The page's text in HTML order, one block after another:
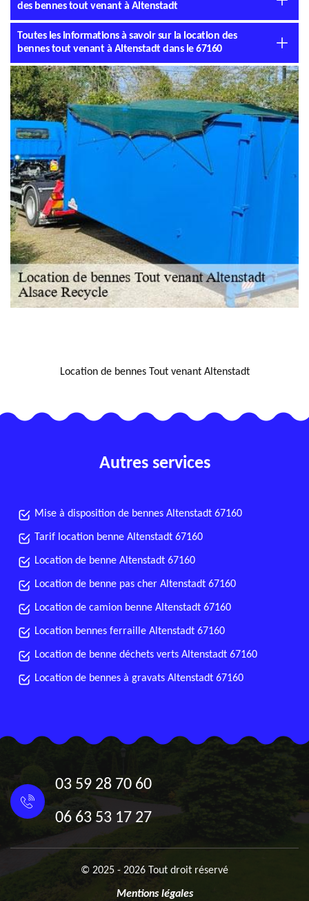
des bennes tout venant à Altenstadt
Toutes les informations à savoir sur la location des
bennes tout venant à Altenstadt dans le 67160
Location de bennes Tout venant Altenstadt
Autres services
Mise à disposition de bennes Altenstadt 67160
Tarif location benne Altenstadt 67160
Location de benne Altenstadt 67160
Location de benne pas cher Altenstadt 67160
Location de camion benne Altenstadt 67160
Location bennes ferraille Altenstadt 67160
Location de benne déchets verts Altenstadt 67160
Location de bennes à gravats Altenstadt 67160
03 59 28 70 60
06 63 53 17 27
© 2025 - 2026 Tout droit réservé
Mentions légales